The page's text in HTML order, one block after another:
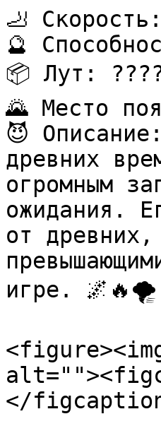
🦶
🔮
📦 Лут:
🌄 Место
😈
древних
огромным
ожидания.
от древних,
игре. 🌌🔥🌪️
</